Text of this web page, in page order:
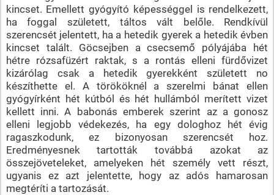
kincset. Emellett gyógyító képességgel is rendelkezett,
ha foggal született, táltos vált belőle. Rendkívül
szerencsét jelentett, ha a hetedik gyerek a hetedik évben
kincset talált. Göcsejben a csecsemő pólyájába hét
hétre rózsafüzért raktak, s a rontás elleni fürdővizet
kizárólag csak a hetedik gyerekként született no
készíthette el. A törököknél a szerelmi bánat ellen
gyógyírként hét kútból és hét hullámból merített vizet
kellett inni. A babonás emberek szerint az a gonosz
elleni legjobb védekezés, ha egy dologhoz hét évig
ragaszkodunk, ez bizonyosan szerencsét hoz.
Eredményesnek tartották továbbá azokat az
összejöveteleket, amelyeken hét személy vett részt,
ugyanis ez azt jelentette, hogy az adós hamarosan
megtéríti a tartozását.